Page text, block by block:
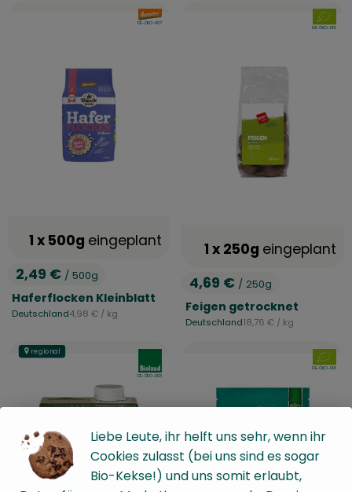
, Preis:
2,49 € / 500g
Haferflocken Kleinblatt
, Herkunft:
Deutschland, Referenzpreis:
4,98 € / kg
1 x 500g eingeplant
, Verband:
, Kontrollstelle:
DE-ÖKO-007
, Preis:
4,69 € / 250g
Feigen getrocknet
, Herkunft:
Deutschland, Referenzpreis:
18,76 € / kg
1 x 250g eingeplant
,
, Kontrollstelle:
DE-ÖKO-001
, Kontrollstelle:
DE-ÖKO-003
regional ,
, Kontrollstelle:
DE-ÖKO-001
Liebe Leute, ihr helft uns sehr, wenn ihr
Cookies zulasst (bei uns sind es sogar
Bio-Kekse!) und uns somit erlaubt,